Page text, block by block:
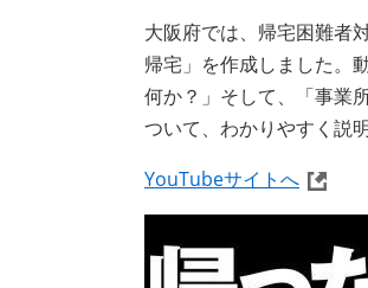
大阪府では、帰宅困難者
帰宅」を作成しました。
何か？」そして、「事業
ついて、わかりやすく説
YouTubeサイトへ